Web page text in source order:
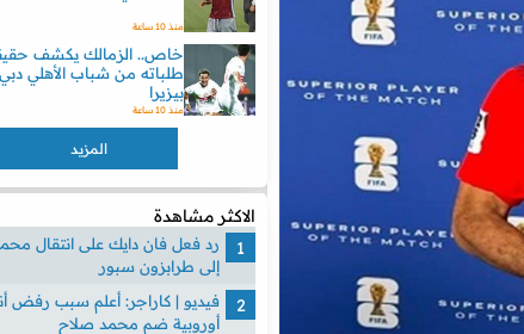
منذ 10 ساعة
خاص.. الزمالك يكشف
طلباته من شباب الأهلي
بيزيرا
منذ 10 ساعة
المزيد
الاكثر مشاهدة
رد فعل فان دايك على انتقال
إلى طرابزون سبور
فيديو | كاراجر: أعلم سبب رفض
أوروبية ضم محمد صلاح